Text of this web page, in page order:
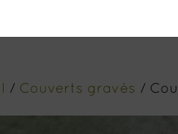
/ Couverts gravés /